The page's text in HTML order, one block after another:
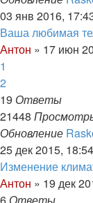
03 янв 2016,
Ваша любимая
Антон » 17 июн
1
2
19 Ответы
21448
Обновление
25 дек 2015, 18:54
Изменение
Антон » 19 дек